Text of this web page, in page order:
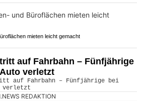
mieten leicht gemacht
auf Fahrbahn – Fünfjährige
verletzt
REDAKTION